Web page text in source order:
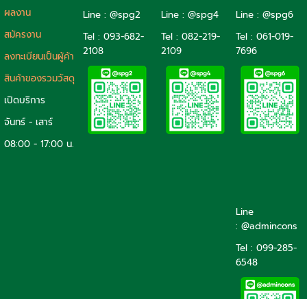
ผลงาน
สมัครงาน
ลงทะเบียนเป็นผู้ค้า
สินค้าของรวมวัสดุ
เปิดบริการ
จันทร์ - เสาร์
08:00 - 17:00 น.
Line : @spg2
Tel : 093-682-
2108
Line : @spg4
Tel : 082-219-
2109
Line : @spg6
Tel : 061-019-
7696
Line
: @admincons
Tel : 099-285-
6548